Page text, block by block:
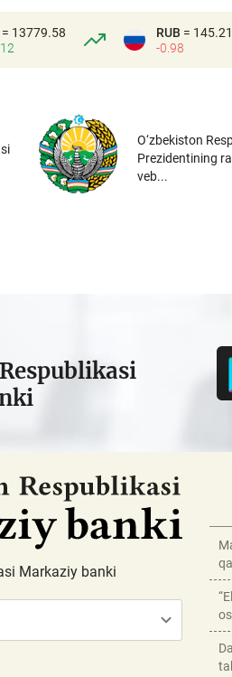
= 13779.58
RUB = 145.21
-0.98
O‘zbekiston
Prezidentining
veb...
Markaziy banki